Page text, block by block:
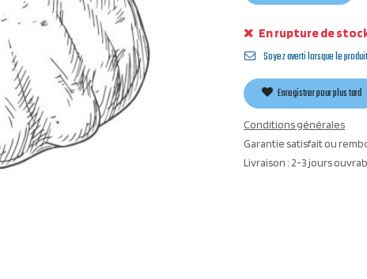
En rupture de
Soyez averti lorsque le
Enregistrer pour plus tard
Conditions générales
Garantie satisfait ou
Livraison : 2-3 jours